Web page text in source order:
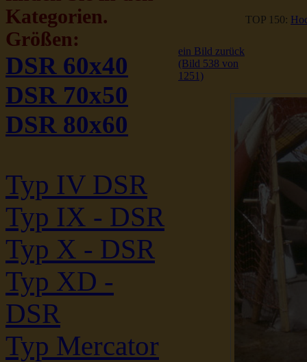
Kategorien.
Größen:
DSR 60x40
DSR 70x50
DSR 80x60
Typ IV DSR
Typ IX - DSR
Typ X - DSR
Typ XD -
DSR
Typ Mercator
TOP 150:
ein Bild zurück
(Bild 538 von
1251)